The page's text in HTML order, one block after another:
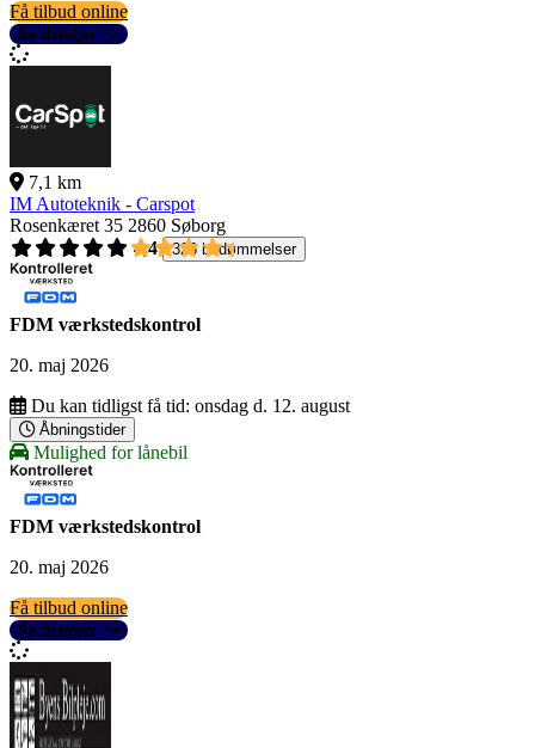
Få tilbud online
Se detaljer
7,1 km
IM Autoteknik - Carspot
Rosenkæret 35 2860 Søborg
4,4
326 bedømmelser
FDM værkstedskontrol
20. maj 2026
Du kan tidligst få tid: onsdag d. 12. august
Åbningstider
Mulighed for lånebil
FDM værkstedskontrol
20. maj 2026
Få tilbud online
Se detaljer